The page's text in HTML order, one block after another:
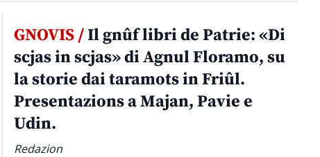
GNOVIS /Il gnûf libri de Patrie: «Di
scjas in scjas» di Agnul Floramo, su
la storie dai taramots in Friûl.
Presentazions a Majan, Pavie e
Udin.
Redazion